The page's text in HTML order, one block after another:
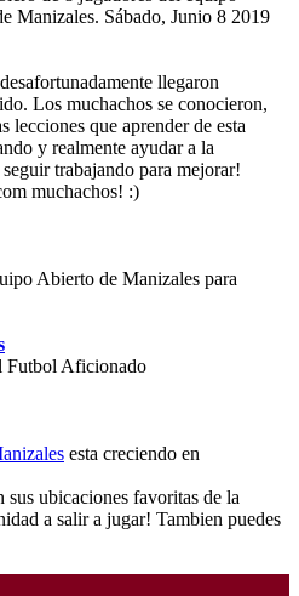
Manizales. Sábado, Junio 8 2019
llegaron
Los muchachos se conocieron,
lecciones que aprender de esta
y realmente ayudar a la
trabajando para mejorar!
muchachos! :)
Abierto de Manizales para
Futbol Aficionado
esta creciendo en
sus ubicaciones favoritas de la
a salir a jugar! Tambien puedes